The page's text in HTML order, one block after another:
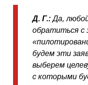
Д. Г.: Да,
обратиться с
будем эти
выберем
с которыми